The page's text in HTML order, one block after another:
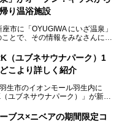
り温浴施設
市に「OYUGIWA にいざ温泉」
とで、その情報をみなさんにい
や本格的なサウナをはじめ、4
食事処、他施設とは一線を画す
（ユブネサウナパーク）1
こより詳しく紹介
生市のイオンモール羽生内に
ユブネサウナパーク）」が新規
ープの一員となった「湯舞音
YUBUNE SAUNA PARK」を立
ブス×ニベアの期間限定コ